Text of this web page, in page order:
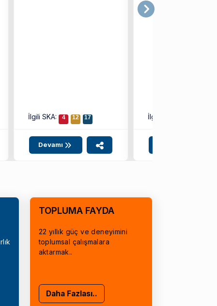
İlgili SKA: 4 12 17
Devamı
İlgili SKA:
TOPLUMA FAYDA
22 yıllık güç ve deneyimini
toplumsal çalışmalara
aktarmak..
Daha Fazlası..